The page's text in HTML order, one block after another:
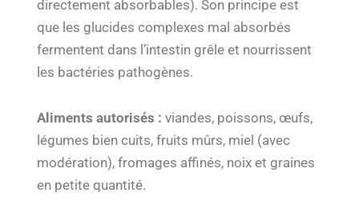
directement absorbables). Son principe est
que les glucides complexes mal absorbés
fermentent dans l’intestin grêle et nourrissent
les bactéries pathogènes.
Aliments autorisés : viandes, poissons, œufs,
légumes bien cuits, fruits mûrs, miel (avec
modération), fromages affinés, noix et graines
en petite quantité.